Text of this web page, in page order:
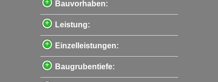
Bauvorhaben:
Leistung:
Einzelleistungen:
Baugrubentiefe: